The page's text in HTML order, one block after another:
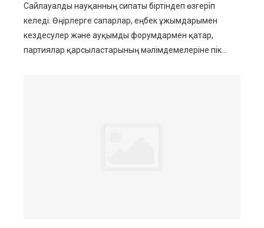
Сайлауалды науқанның сипаты біртіндеп өзгеріп
келеді. Өңірлерге сапарлар, еңбек ұжымдарымен
кездесулер және ауқымды форумдармен қатар,
партиялар қарсыластарының мәлімдемелеріне пік...